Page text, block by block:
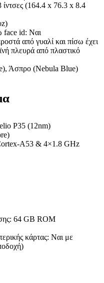
ίντσες (164.4 x 76.3 x 8.4
face id: Ναι
από γυαλί και πίσω έχει
πλευρά από πλαστικό
Άσπρο (Nebula Blue)
P35 (12nm)
A53 & 4×1.8 GHz
64 GB ROM
κάρτας: Ναι με